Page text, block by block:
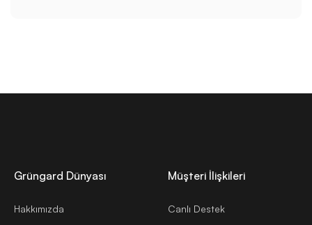
Grüngard Dünyası
Hakkımızda
Müşteri İlişkileri
Canlı Destek